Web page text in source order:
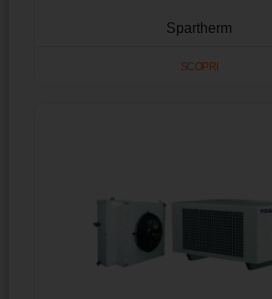
Spartherm
SCOPRI